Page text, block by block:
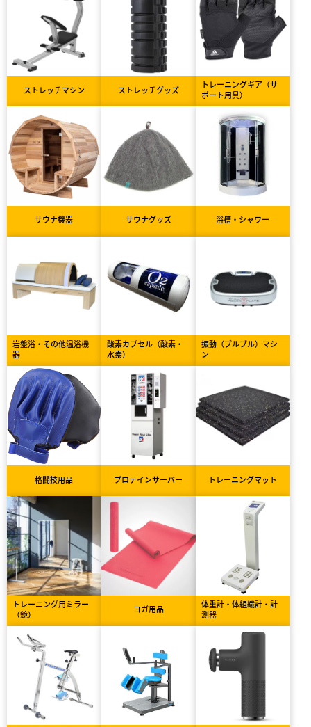
ストレッチマシン ストレッチグッズ
トレーニングギア（サ
ポート用具）
サウナ機器 サウナグッズ 浴槽・シャワー
岩盤浴・その他温浴機
器
酸素カプセル（酸素・
水素）
振動（ブルブル）マシ
ン
格闘技用品 プロテインサーバー トレーニングマット
トレーニング用ミラー
（鏡）
ヨガ用品
体重計・体組織計・計
測器